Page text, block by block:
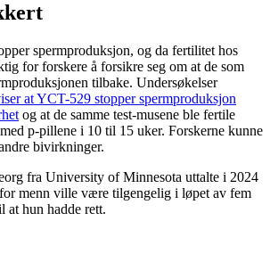
spermproduksjon, og da fertilitet hos
for forskere å forsikre seg om at de som
tilbake. Undersøkelser
at YCT-529 stopper spermproduksjon
og at de samme test-musene ble fertile
p-pillene i 10 til 15 uker. Forskerne kunne
bivirkninger.
fra University of Minnesota uttalte i 2024
menn ville være tilgengelig i løpet av fem
at hun hadde rett.